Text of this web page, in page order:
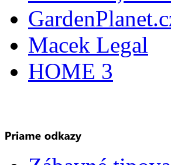
Macek Legal
HOME 3